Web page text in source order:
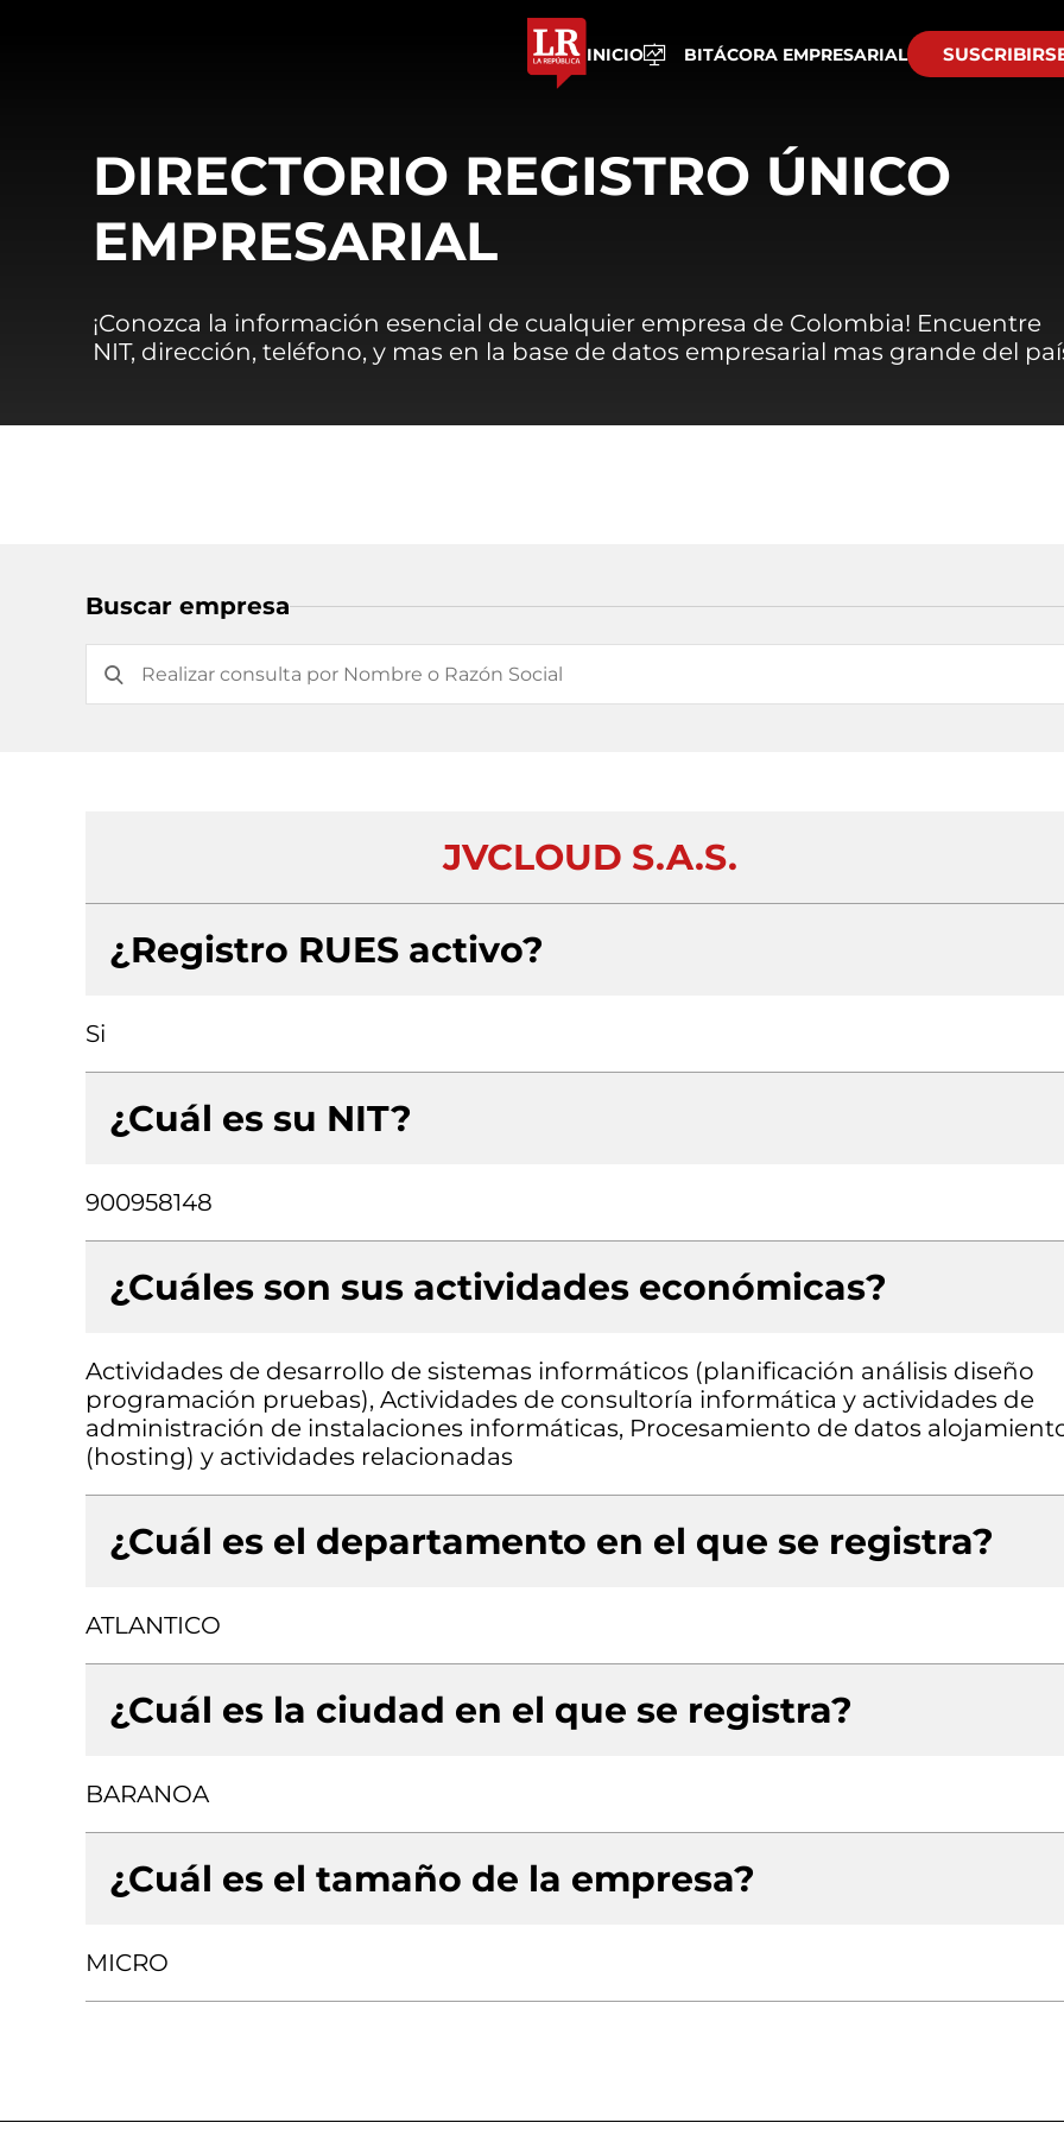
INICIO BITÁCORA EMPRESARIAL
DIRECTORIO REGISTRO ÚNICO
EMPRESARIAL
¡Conozca la información esencial de cualquier empresa de Colombia! Encuentre
NIT, dirección, teléfono, y mas en la base de datos empresarial mas grande del
Buscar empresa
JVCLOUD S.A.S.
¿Registro RUES activo?
Si
¿Cuál es su NIT?
900958148
¿Cuáles son sus actividades económicas?
Actividades de desarrollo de sistemas informáticos (planificación análisis diseño
programación pruebas), Actividades de consultoría informática y actividades de
administración de instalaciones informáticas, Procesamiento de datos
(hosting) y actividades relacionadas
¿Cuál es el departamento en el que se registra?
ATLANTICO
¿Cuál es la ciudad en el que se registra?
BARANOA
¿Cuál es el tamaño de la empresa?
MICRO